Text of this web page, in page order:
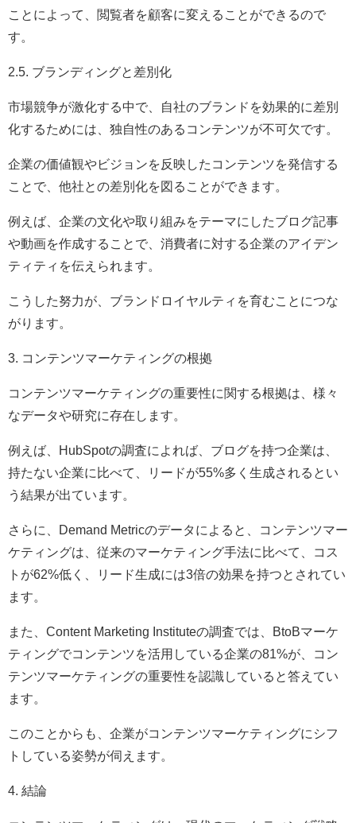
ことによって、閲覧者を顧客に変えることができるので
す。
2.5. ブランディングと差別化
市場競争が激化する中で、自社のブランドを効果的に差別
化するためには、独自性のあるコンテンツが不可欠です。
企業の価値観やビジョンを反映したコンテンツを発信する
ことで、他社との差別化を図ることができます。
例えば、企業の文化や取り組みをテーマにしたブログ記事
や動画を作成することで、消費者に対する企業のアイデン
ティティを伝えられます。
こうした努力が、ブランドロイヤルティを育むことにつな
がります。
3. コンテンツマーケティングの根拠
コンテンツマーケティングの重要性に関する根拠は、様々
なデータや研究に存在します。
例えば、HubSpotの調査によれば、ブログを持つ企業は、
持たない企業に比べて、リードが55%多く生成されるとい
う結果が出ています。
さらに、Demand Metricのデータによると、コンテンツマー
ケティングは、従来のマーケティング手法に比べて、コス
トが62%低く、リード生成には3倍の効果を持つとされてい
ます。
また、Content Marketing Instituteの調査では、BtoBマーケ
ティングでコンテンツを活用している企業の81%が、コン
テンツマーケティングの重要性を認識していると答えてい
ます。
このことからも、企業がコンテンツマーケティングにシフ
トしている姿勢が伺えます。
4. 結論